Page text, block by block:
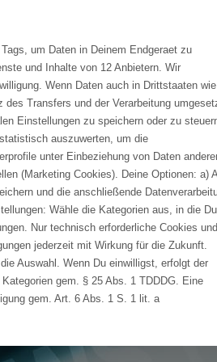
Lösungen
avaRIMx
Medical Device
Industrial Machinery
avaBase
Medical Device Solutions
Product Engineering Software
Solid Edge CAD
Branchen
Unsere
Medizintechnik
Maschinen-,
avasis
Consulting
Implementation
Support
On-Demand
On Demand
um Daten in Deinem Endgeraet zu
und Inhalte von 12 Anbietern. Wir
Wenn Daten auch in Drittstaaten wie
Transfers und der Verarbeitung
Einstellungen zu speichern oder zu
auszuwerten, um die
unter Einbeziehung von Daten
(Marketing Cookies). Deine Optionen: a)
und die anschließende
Wähle die Kategorien aus, in die Du
Nur technisch erforderliche Cookies und
jederzeit mit Wirkung für die Zukunft.
Auswahl. Wenn Du einwilligst, erfolgt der
gem. § 25 Abs. 1 TDDDG. Eine
gem. Art. 6 Abs. 1 S. 1 lit. a